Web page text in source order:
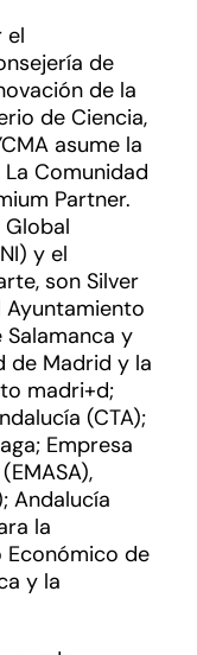
el
de
de la
de Ciencia,
asume la
Comunidad
Partner.
y el
son Silver
Ayuntamiento
y
de Madrid y la
madri+d;
(CTA);
Empresa
Andalucía
la
Económico de
y la